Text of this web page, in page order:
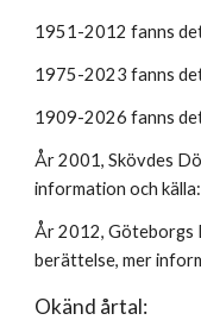
1951-2012 fanns
1975-2023 fanns
1909-2026 fanns
År 2001, Skövdes
information och källa:
År 2012, Göteborgs
berättelse, mer
Okänd årtal: